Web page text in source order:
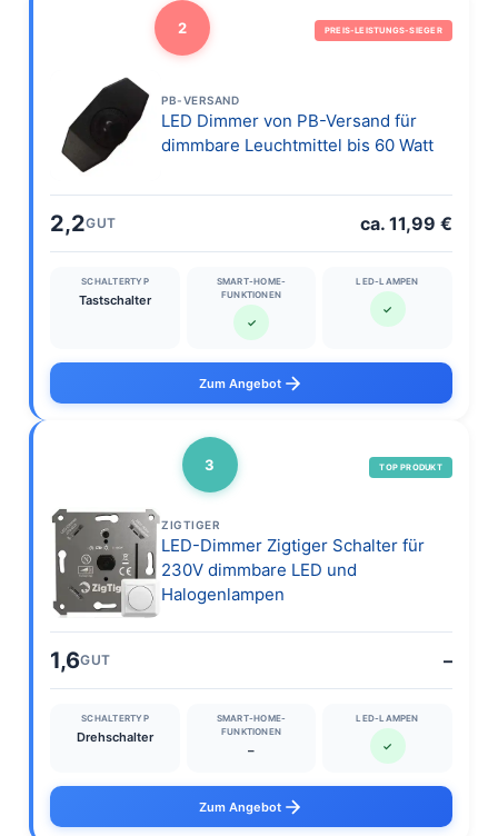
2 PREIS-LEISTUNGS-SIEGER
PB-VERSAND
LED Dimmer von PB-Versand für
dimmbare Leuchtmittel bis 60 Watt
2,2GUT ca. 11,99 €
SCHALTERTYP
Tastschalter
SMART-HOME-
FUNKTIONEN
✓
LED-LAMPEN
✓
Zum Angebot
3 TOP PRODUKT
ZIGTIGER
LED-Dimmer Zigtiger Schalter für
230V dimmbare LED und
Halogenlampen
1,6GUT –
SCHALTERTYP
Drehschalter
SMART-HOME-
FUNKTIONEN
–
LED-LAMPEN
✓
Zum Angebot